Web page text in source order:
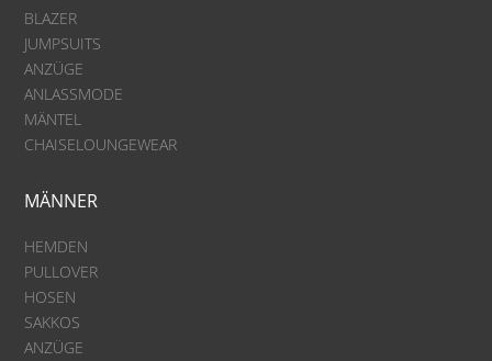
BLAZER
JUMPSUITS
ANZÜGE
ANLASSMODE
MÄNTEL
CHAISELOUNGEWEAR
MÄNNER
HEMDEN
PULLOVER
HOSEN
SAKKOS
ANZÜGE